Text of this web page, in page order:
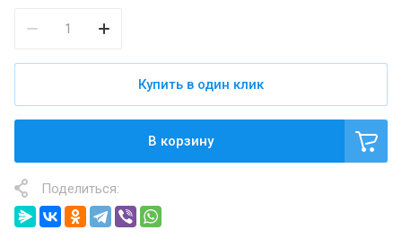
В корзину
Купить в один клик
Поделиться: